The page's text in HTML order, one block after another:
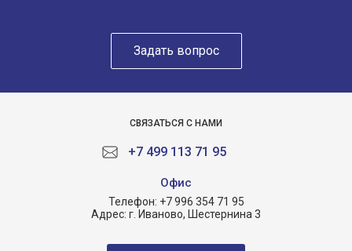
Задать вопрос
СВЯЗАТЬСЯ С НАМИ
+7 499 113 71 95
Офиc
Телефон: +7 996 354 71 95
Адрес: г. Иваново, Шестернина 3